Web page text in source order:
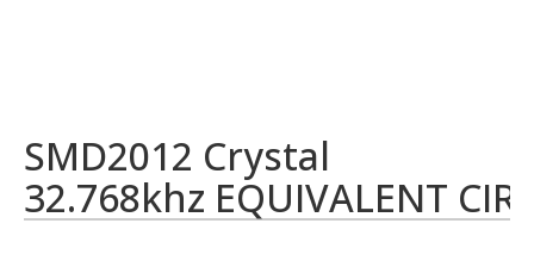
SMD2012 Crystal
32.768khz EQUIVALENT